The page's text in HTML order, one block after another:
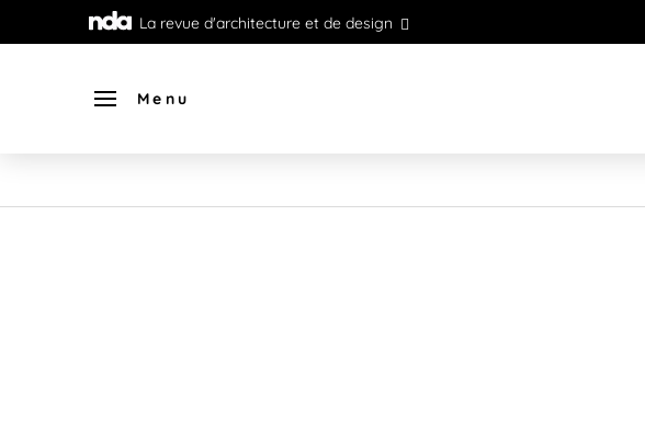
La revue d'architecture et de design
Menu